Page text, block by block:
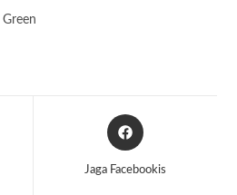
Opens
in
Jaga Facebookis